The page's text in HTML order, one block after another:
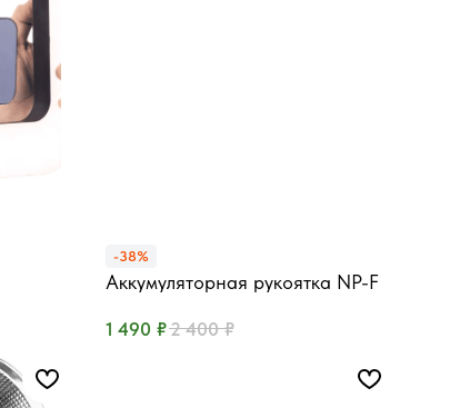
-38%
Аккумуляторная рукоятка NP-F
1 490 ₽2 400 ₽